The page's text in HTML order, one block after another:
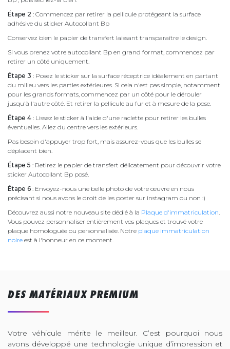
Étape 2 : Commencez par retirer la pellicule protégeant la surface
adhésive du sticker Autocollant Bp
Conservez bien le papier de transfert laissant transparaître le design.
Si vous prenez votre autocollant Bp en grand format, commencez par
retirer un côté uniquement.
Étape 3 : Posez le sticker sur la surface réceptrice idéalement en partant
du milieu vers les parties extérieures. Si cela n'est pas simple, notamment
pour les grands formats, commencez par un côté pour le dérouler
jusqu'à l'autre côté. Et retirer la pellicule au fur et à mesure de la pose.
Étape 4 : Lissez le sticker à l'aide d'une raclette pour retirer les bulles
éventuelles. Allez du centre vers les extérieurs.
Pas besoin d'appuyer trop fort, mais assurez-vous que les bulles se
déplacent bien.
Étape 5 : Retirez le papier de transfert délicatement pour découvrir votre
sticker Autocollant Bp posé.
Étape 6 : Envoyez-nous une belle photo de votre œuvre en nous
précisant si nous avons le droit de les poster sur instagram ou non :)
Découvrez aussi notre nouveau site dédié à la Plaque d'immatriculation
Vous pouvez personnaliser entièrement vos plaques et trouvé votre
plaque homologuée ou personnalisée. Notre plaque immatriculation
noire est à l'honneur en ce moment.
DES MATÉRIAUX PREMIUM
Votre véhicule mérite le meilleur. C’est pourquoi nous
avons développé une technologie unique d’impression et